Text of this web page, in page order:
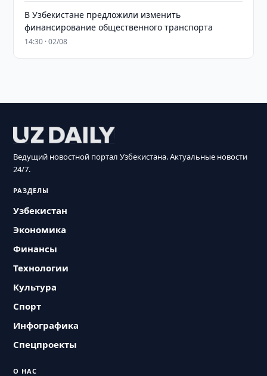
В Узбекистане предложили изменить
финансирование общественного транспорта
14:30 · 02/08
Ведущий новостной портал Узбекистана. Актуальные новости
24/7.
РАЗДЕЛЫ
Узбекистан
Экономика
Финансы
Технологии
Культура
Спорт
Инфографика
Спецпроекты
О НАС